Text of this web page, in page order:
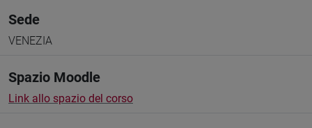
Sede
VENEZIA
Spazio Moodle
Link allo spazio del corso